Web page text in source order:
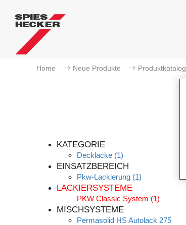
Home Neue Produkte Produktkatalog
KATEGORIE
Decklacke (1)
EINSATZBEREICH
Pkw-Lackierung (1)
LACKIERSYSTEME
PKW Classic System (1)
MISCHSYSTEME
Permasolid HS Autolack 275